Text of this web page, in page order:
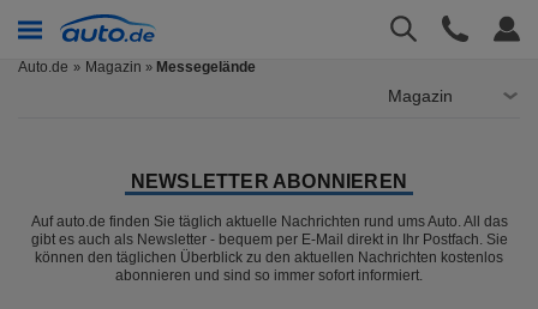
Auto.de Magazin » Messegelände
Magazin
NEWSLETTER ABONNIEREN
Auf auto.de finden Sie täglich aktuelle Nachrichten rund ums Auto. All das
gibt es auch als Newsletter - bequem per E-Mail direkt in Ihr Postfach. Sie
können den täglichen Überblick zu den aktuellen Nachrichten kostenlos
abonnieren und sind so immer sofort informiert.